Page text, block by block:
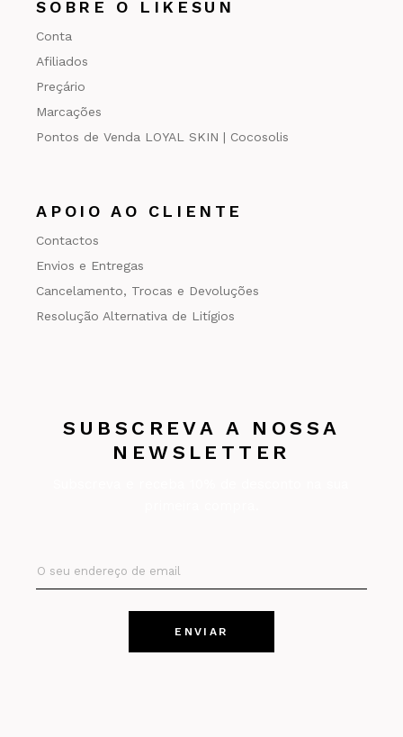
SOBRE O LIKESUN
Conta
Afiliados
Preçário
Marcações
Pontos de Venda LOYAL SKIN | Cocosolis
APOIO AO CLIENTE
Contactos
Envios e Entregas
Cancelamento, Trocas e Devoluções
Resolução Alternativa de Litígios
SUBSCREVA A NOSSA
NEWSLETTER